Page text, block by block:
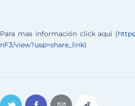
Para mas información click aqui (
nF3/view?usp=share_link)